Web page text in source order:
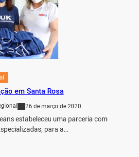
em Santa Rosa
26 de março de 2020
estabeleceu uma parceria com
para a…